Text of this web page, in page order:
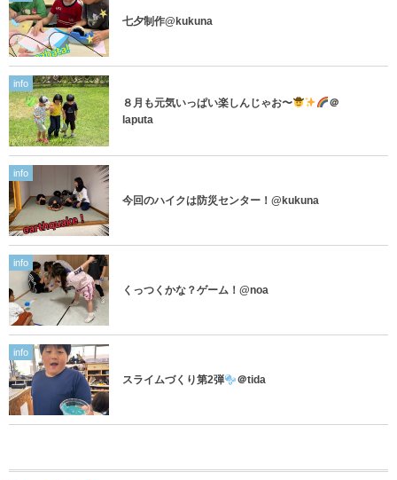
七夕制作@kukuna
info
８月も元気いっぱい楽しんじゃお〜
＠
laputa
info
今回のハイクは防災センター！@kukuna
info
くっつくかな？ゲーム！@noa
info
スライムづくり第2弾 ＠tida